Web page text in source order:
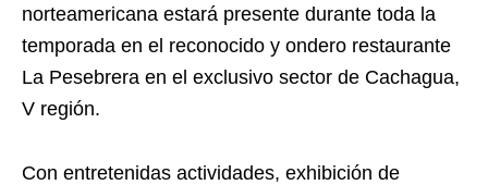
norteamericana estará presente durante toda la
temporada en el reconocido y ondero restaurante
La Pesebrera en el exclusivo sector de Cachagua,
V región.
Con entretenidas actividades, exhibición de